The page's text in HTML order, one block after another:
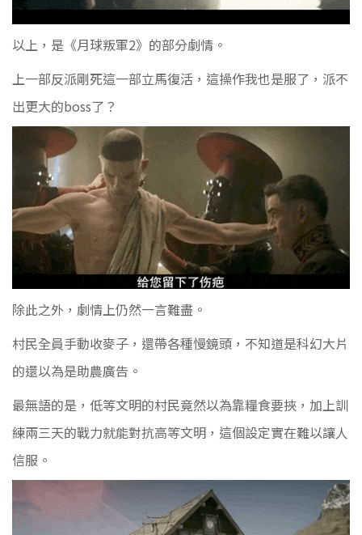
以上，是《月球叛軍2》的部分劇情。
上一部反派剛死這一部立馬復活，這操作我也是服了，派不
出更大的boss了？
除此之外，劇情上仍然一言難盡。
村民全員手動收麥子，還帶各種慢鏡頭，不知道是科幻大片
的還以為是助農廣告。
最無語的是，低等文明的村民竟然以為靠糧食要挾，加上訓
練兩三天的戰力就能對抗高等文明，這個設定實在難以讓人
信服。